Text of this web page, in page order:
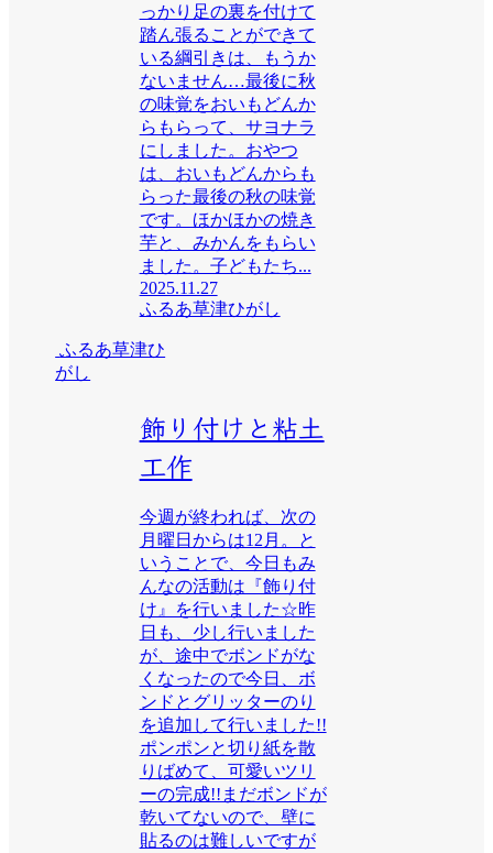
っかり足の裏を付けて
踏ん張ることができて
いる綱引きは、もうか
ないません…最後に秋
の味覚をおいもどんか
らもらって、サヨナラ
にしました。おやつ
は、おいもどんからも
らった最後の秋の味覚
です。ほかほかの焼き
芋と、みかんをもらい
ました。子どもたち...
2025.11.27
ふるあ草津ひがし
ふるあ草津ひ
がし
飾り付けと粘土
工作
今週が終われば、次の
月曜日からは12月。と
いうことで、今日もみ
んなの活動は『飾り付
け』を行いました☆昨
日も、少し行いました
が、途中でボンドがな
くなったので今日、ボ
ンドとグリッターのり
を追加して行いました!!
ポンポンと切り紙を散
りばめて、可愛いツリ
ーの完成!!まだボンドが
乾いてないので、壁に
貼るのは難しいですが